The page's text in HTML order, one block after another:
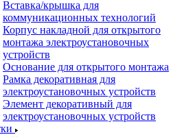
Вставка/крышка для
коммуникационных технологий
Корпус накладной для открытого
монтажа электроустановочных
устройств
Основание для открытого монтажа
Рамка декоративная для
электроустановочных устройств
Элемент декоративный для
электроустановочных устройств